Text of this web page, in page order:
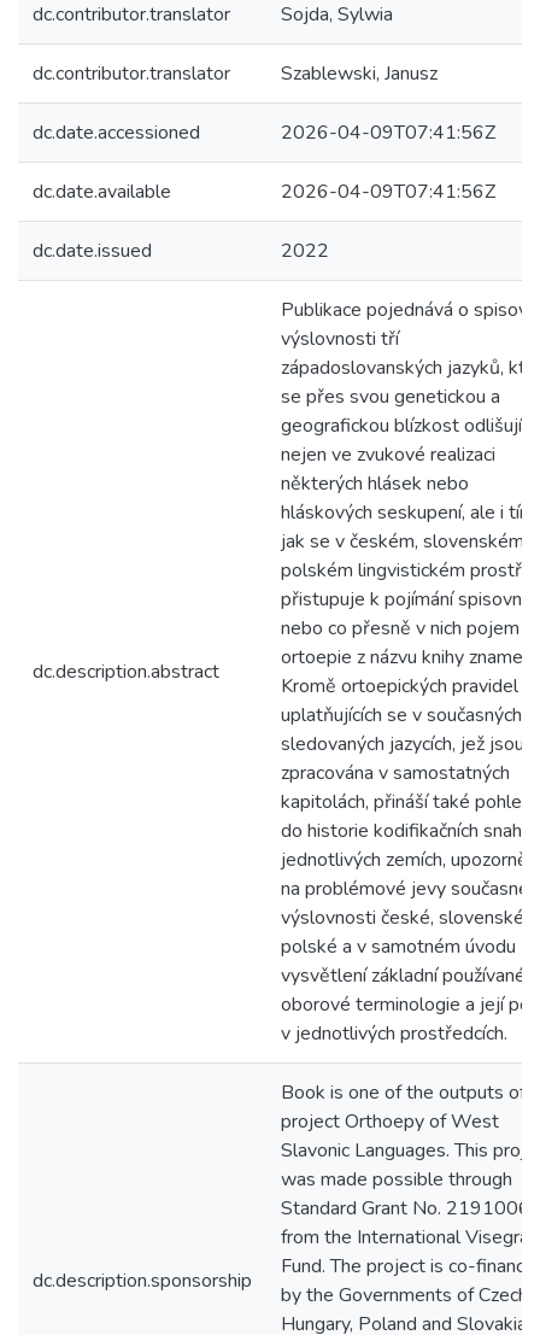
dc.contributor.translator Sojda, Sylwia
dc.contributor.translator Szablewski, Janusz
dc.date.accessioned 2026-04-09T07:41:56Z
dc.date.available 2026-04-09T07:41:56Z
dc.date.issued 2022
dc.description.abstract
Publikace pojednává o
výslovnosti tří
západoslovanských jazyků,
se přes svou genetickou a
geografickou blízkost odlišují
nejen ve zvukové realizaci
některých hlásek nebo
hláskových seskupení, ale i tím,
jak se v českém, slovenském a
polském lingvistickém
přistupuje k pojímání
nebo co přesně v nich pojem
ortoepie z názvu knihy
Kromě ortoepických pravidel
uplatňujících se v současných
sledovaných jazycích, jež jsou
zpracována v samostatných
kapitolách, přináší také pohled
do historie kodifikačních snah v
jednotlivých zemích, upozornění
na problémové jevy současné
výslovnosti české, slovenské i
polské a v samotném úvodu
vysvětlení základní používané
oborové terminologie a její
v jednotlivých prostředcích.
dc.description.sponsorship
Book is one of the outputs of
project Orthoepy of West
Slavonic Languages. This
was made possible through
Standard Grant No.
from the International Visegrad
Fund. The project is co-
by the Governments of
Hungary, Poland and Slovakia